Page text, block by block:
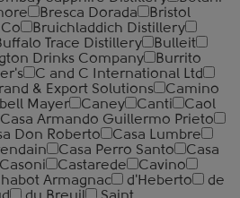
Bresca Dorada
Bristol
Bruichladdich Distillery
Trace Distillery
Bulleit
Drinks Company
Burrito
C and C International Ltd
& Export Solutions
Camino
Mayer Caney Canti
Caol
Casa Armando Guillermo Prieto
Don Roberto
Casa Lumbre
Casa Perro Santo
Casa
Casoni Castarede
Cavino
Armagnac d'Heberto
de